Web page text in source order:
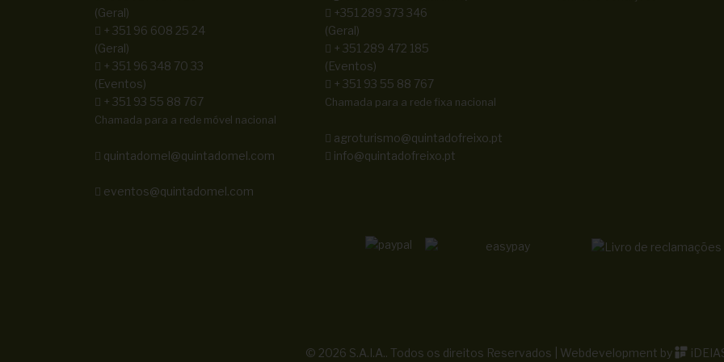
(Geral)
+ 351 96 608 25 24
(Geral)
+ 351 96 348 70 33
(Eventos)
+ 351 93 55 88 767
Chamada para a rede móvel nacional
quintadomel@quintadomel.com
eventos@quintadomel.com
+351 289 373 346
(Geral)
+ 351 289 472 185
(Eventos)
+ 351 93 55 88 767
Chamada para a rede fixa nacional
agroturismo@quintadofreixo.pt
info@quintadofreixo.pt
© 2026 S.A.I.A.. Todos os direitos Reservados | Webdevelopment by